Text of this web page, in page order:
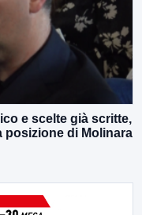
e scelte già scritte,
posizione di Molinara